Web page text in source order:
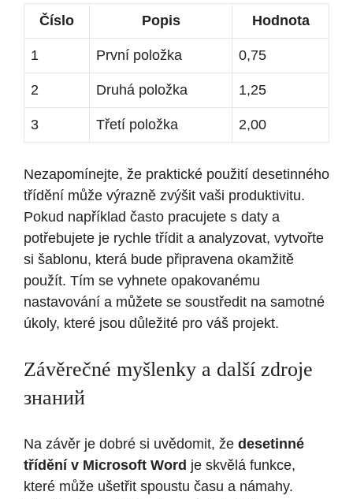
Číslo Popis Hodnota
1 První položka 0,75
2 Druhá položka 1,25
3 Třetí položka 2,00
Nezapomínejte, že praktické použití desetinného
třídění může výrazně zvýšit vaši produktivitu.
Pokud například často pracujete s daty a
potřebujete je rychle třídit a analyzovat, vytvořte
si šablonu, která bude připravena okamžitě
použít. Tím se vyhnete opakovanému
nastavování a můžete se soustředit na samotné
úkoly, které jsou důležité pro váš projekt.
Závěrečné myšlenky a další zdroje
знаний
Na závěr je dobré si uvědomit, že desetinné
třídění v Microsoft Word je skvělá funkce,
které může ušetřit spoustu času a námahy.